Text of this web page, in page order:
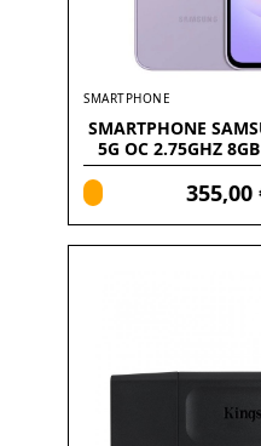
SMARTPHONE
SMARTPHONE
5G OC 2.75GHZ
355,00